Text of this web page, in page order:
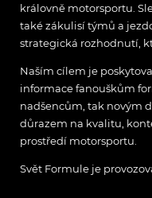
královně motorsportu.
také zákulisí týmů a
strategická rozhodnutí,
Naším cílem je
informace fanouškům
nadšencům, tak novým
důrazem na kvalitu,
prostředí motorsportu.
Svět Formule je